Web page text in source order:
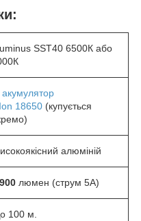
SST40 6500К або
акумулятор
18650 (купується
алюміній
люмен (струм 5А)
100 м.